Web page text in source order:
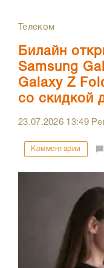
Телеком
Билайн
Samsung
Galaxy Z
со скидкой
23.07.2026 13:49
Комментарии